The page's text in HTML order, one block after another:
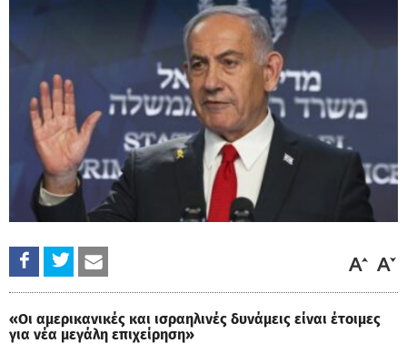
«Οι αμερικανικές και ισραηλινές δυνάμεις είναι έτοιμες
για νέα μεγάλη επιχείρηση»